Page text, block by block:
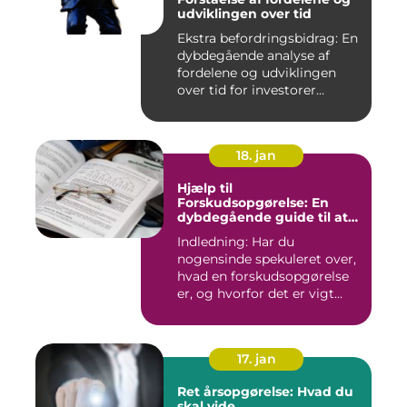
udviklingen over tid
Ekstra befordringsbidrag: En
dybdegående analyse af
fordelene og udviklingen
over tid for investorer...
18. jan
Hjælp til
Forskudsopgørelse: En
dybdegående guide til at
skatteansættelse
Indledning: Har du
nogensinde spekuleret over,
hvad en forskudsopgørelse
er, og hvorfor det er vigt...
17. jan
Ret årsopgørelse: Hvad du